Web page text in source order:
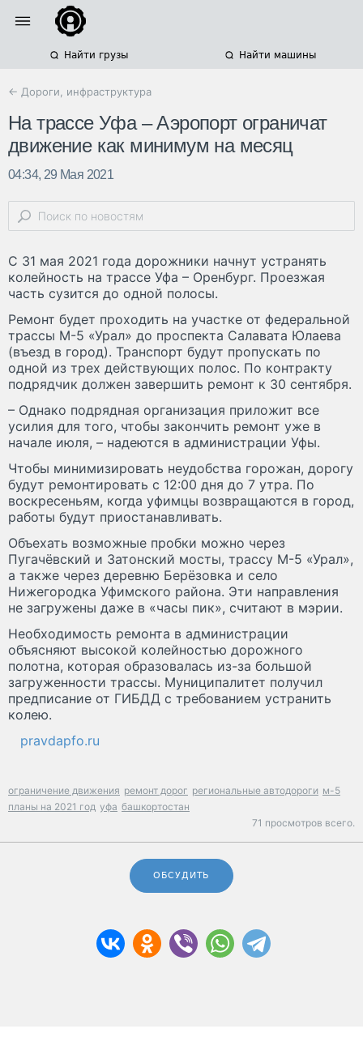
Найти грузы Найти машины
← Дороги, инфраструктура
На трассе Уфа – Аэропорт ограничат
движение как минимум на месяц
04:34, 29 Мая 2021
С 31 мая 2021 года дорожники начнут устранять
колейность на трассе Уфа – Оренбург. Проезжая
часть сузится до одной полосы.
Ремонт будет проходить на участке от федеральной
трассы М-5 «Урал» до проспекта Салавата Юлаева
(въезд в город). Транспорт будут пропускать по
одной из трех действующих полос. По контракту
подрядчик должен завершить ремонт к 30 сентября.
– Однако подрядная организация приложит все
усилия для того, чтобы закончить ремонт уже в
начале июля, – надеются в администрации Уфы.
Чтобы минимизировать неудобства горожан, дорогу
будут ремонтировать с 12:00 дня до 7 утра. По
воскресеньям, когда уфимцы возвращаются в город,
работы будут приостанавливать.
Объехать возможные пробки можно через
Пугачёвский и Затонский мосты, трассу М-5 «Урал»,
а также через деревню Берёзовка и село
Нижегородка Уфимского района. Эти направления
не загружены даже в «часы пик», считают в мэрии.
Необходимость ремонта в администрации
объясняют высокой колейностью дорожного
полотна, которая образовалась из-за большой
загруженности трассы. Муниципалитет получил
предписание от ГИБДД с требованием устранить
колею.
pravdapfo.ru
ограничение движения ремонт дорог региональные автодороги м-5
планы на 2021 год уфа башкортостан
71 просмотров всего.
ОБСУДИТЬ